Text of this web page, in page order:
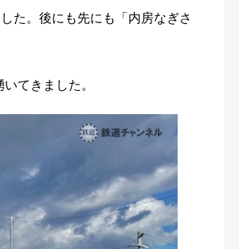
た。後にも先にも「内房なぎさ
てきました。